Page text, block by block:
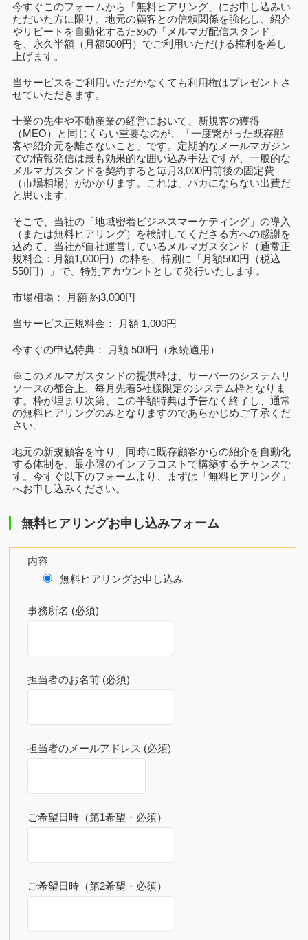
今すぐこのフォームから「無料ヒアリング」にお申し込みい
ただいた方に限り、地元の顧客との信頼関係を強化し、紹介
やリピートを自動化するための「メルマガ配信スタンド」
を、永久半額（月額500円）でご利用いただける権利を差し
上げます。
当サービスをご利用いただかなくても利用権はプレゼントさ
せていただきます。
士業の先生や不動産業の経営において、新規客の獲得
（MEO）と同じくらい重要なのが、「一度繋がった既存顧
客や紹介元を離さないこと」です。定期的なメールマガジン
での情報発信は最も効果的な囲い込み手法ですが、一般的な
メルマガスタンドを契約すると毎月3,000円前後の固定費
（市場相場）がかかります。これは、バカにならない出費だ
と思います。
そこで、当社の「地域密着ビジネスマーケティング」の導入
（または無料ヒアリング）を検討してくださる方への感謝を
込めて、当社が自社運営しているメルマガスタンド（通常正
規料金：月額1,000円）の枠を、特別に「月額500円（税込
550円）」で、特別アカウントとして発行いたします。
市場相場： 月額 約3,000円
当サービス正規料金： 月額 1,000円
今すぐの申込特典： 月額 500円（永続適用）
※このメルマガスタンドの提供枠は、サーバーのシステムリ
ソースの都合上、毎月先着5社様限定のシステム枠となりま
す。枠が埋まり次第、この半額特典は予告なく終了し、通常
の無料ヒアリングのみとなりますのであらかじめご了承くだ
さい。
地元の新規顧客を守り、同時に既存顧客からの紹介を自動化
する体制を、最小限のインフラコストで構築するチャンスで
す。今すぐ以下のフォームより、まずは「無料ヒアリング」
へお申し込みください。
無料ヒアリングお申し込みフォーム
内容
無料ヒアリングお申し込み
事務所名 (必須)
担当者のお名前 (必須)
担当者のメールアドレス (必須)
ご希望日時（第1希望・必須）
ご希望日時（第2希望・必須）